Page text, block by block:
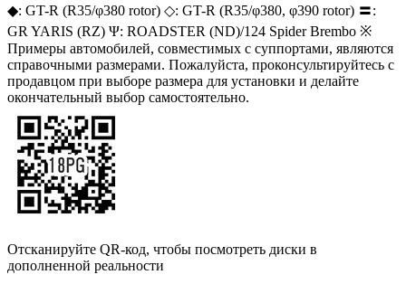
◆: GT-R (R35/φ380 rotor) ◇: GT-R (R35/φ380, φ390 rotor) 〓:
GR YARIS (RZ) Ψ: ROADSTER (ND)/124 Spider Brembo ※
Примеры автомобилей, совместимых с суппортами, являются
справочными размерами. Пожалуйста, проконсультируйтесь с
продавцом при выборе размера для установки и делайте
окончательный выбор самостоятельно.
Отсканируйте QR-код, чтобы посмотреть диски в
дополненной реальности